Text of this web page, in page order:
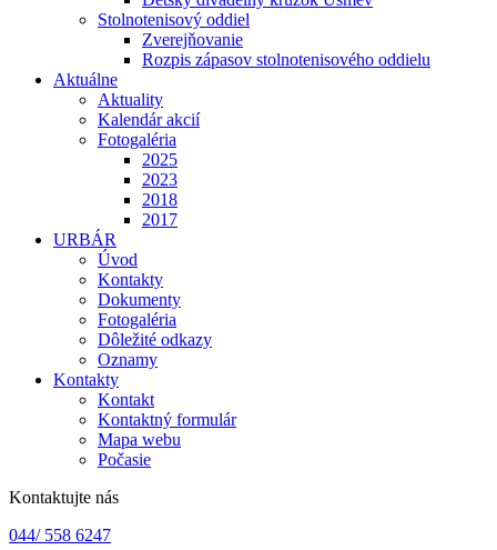
Stolnotenisový oddiel
Zverejňovanie
Rozpis zápasov stolnotenisového oddielu
Aktuálne
Aktuality
Kalendár akcií
Fotogaléria
2025
2023
2018
2017
URBÁR
Úvod
Kontakty
Dokumenty
Fotogaléria
Dôležité odkazy
Oznamy
Kontakty
Kontakt
Kontaktný formulár
Mapa webu
Počasie
Kontaktujte nás
044/ 558 6247